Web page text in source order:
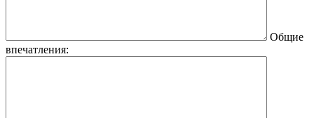
Общие
впечатления: